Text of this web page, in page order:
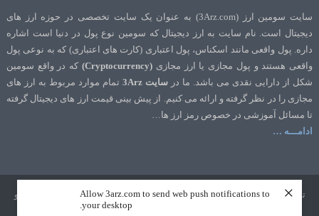
Allow 3arz.com to send web push notifications to
your desktop.
×
سایت سومین ارز (3Arz.com) به عنوان یک سایت تخصصی در حوزه ارز های
دیجیتال است. نام سایت به ارز دیجیتال که سومین نوع پول در دنیا است اشاره
داره. پول واقعی مانند اسکناس، پول اعتباری (کارت های اعتباری) که به نوعی پول
واقعی هستند و پول مجازی یا ارز مجازی (Cryptocurrency)
که در واقع سومین
شکل از دارایی نقدی می باشد. ما در سایت 3Arz
تمام موارد مربوط به ارز های
مجازی را در نظر گرفته و ارائه می کنیم. از پیش بینی قیمت ارز های دیجیتال گرفته
تا مسائل آموزشی در خصوص رمز ارز ها…
ادامـــه …
تمامی حقوق نشر و تالیف برای سایت 3Arz.com محفوظ است. طراحی و سئو